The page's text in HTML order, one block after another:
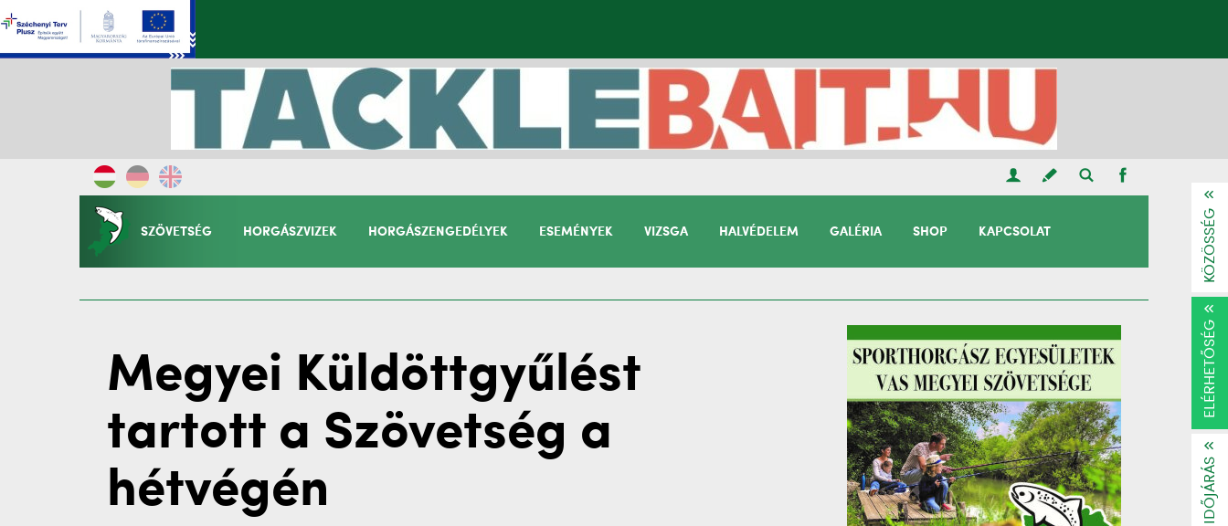
SZÖVETSÉG HORGÁSZVIZEK HORGÁSZENGEDÉLYEK ESEMÉNYEK VIZSGA HALVÉDELEM GALÉRIA SHOP KAPCSOLAT
Megyei Küldöttgyűlést
tartott a Szövetség a
hétvégén
KÖZÖSSÉG
ELÉRHETŐSÉG
IDŐJÁRÁS